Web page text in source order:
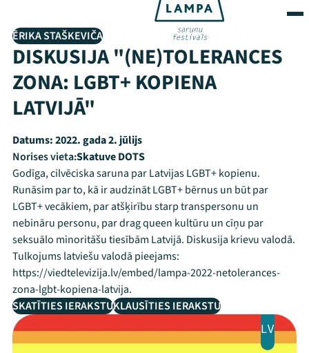
ĒRIKA STAŠKEVIČA
DISKUSIJA "(NE)TOLERANCES
ZONA: LGBT+ KOPIENA
LATVIJĀ"
Datums:2022. gada 2. jūlijs
Norises vieta:Skatuve DOTS
Godīga, cilvēciska saruna par Latvijas LGBT+ kopienu.
Runāsim par to, kā ir audzināt LGBT+ bērnus un būt par
LGBT+ vecākiem, par atšķirību starp transpersonu un
nebināru personu, par drag queen kultūru un cīņu par
seksuālo minoritāšu tiesībām Latvijā. Diskusija krievu valodā.
Tulkojums latviešu valodā pieejams:
https://viedtelevizija.lv/embed/lampa-2022-netolerances-
zona-lgbt-kopiena-latvija.
SKATĪTIES IERAKSTUKLAUSĪTIES IERAKSTU
LV